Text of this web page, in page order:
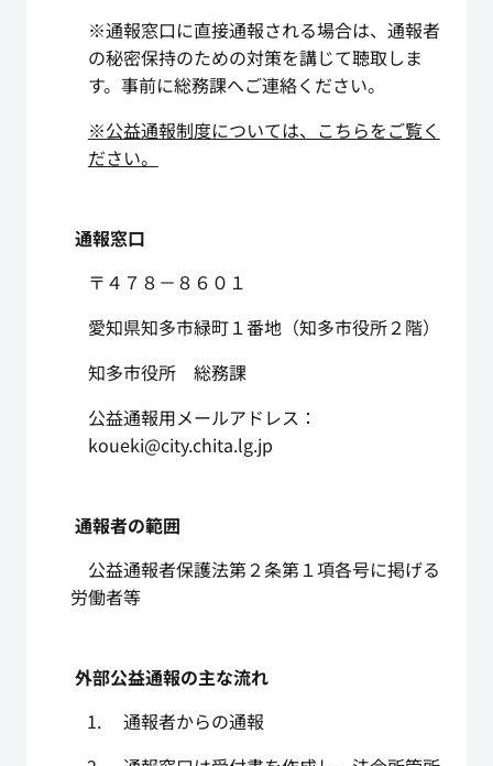
※通報窓口に直接通報される場合は、通報者
の秘密保持のための対策を講じて聴取しま
す。事前に総務課へご連絡ください。
※公益通報制度については、こちらをご覧く
ださい。
通報窓口
〒４７８－８６０１
愛知県知多市緑町１番地（知多市役所２階）
知多市役所 総務課
公益通報用メールアドレス：
koueki@city.chita.lg.jp
通報者の範囲
公益通報者保護法第２条第１項各号に掲げる
労働者等
外部公益通報の主な流れ
通報者からの通報